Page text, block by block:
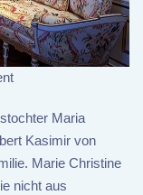
Maria
Kasimir von
Marie Christine
nicht aus